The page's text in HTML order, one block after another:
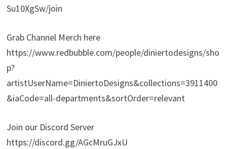
Su10XgSw/join
Grab Channel Merch here
https://www.redbubble.com/people/diniertodesigns/sho
p?
artistUserName=DiniertoDesigns&collections=3911400
&iaCode=all-departments&sortOrder=relevant
Join our Discord Server
https://discord.gg/AGcMruGJxU